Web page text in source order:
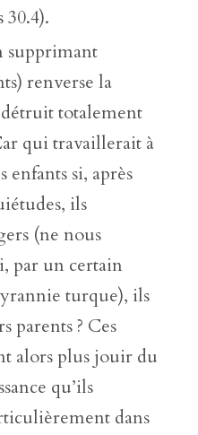
supprimant
renverse la
totalement
qui travaillerait à
si, après
ils
(ne nous
par un certain
turque), ils
parents ? Ces
alors plus jouir du
qu’ils
dans